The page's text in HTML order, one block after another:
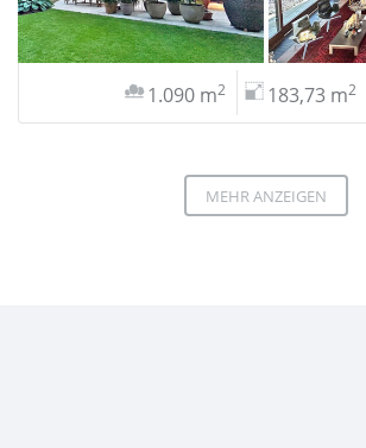
1.090 m2 183,73 m2
MEHR ANZEIGEN